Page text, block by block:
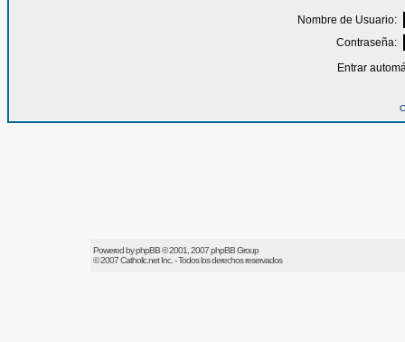
Nombre de Usuario:
Contraseña:
Entrar
Powered byphpBB© 2001, 2007 phpBB Group
© 2007Catholic.netInc. - Todos los derechos reservados